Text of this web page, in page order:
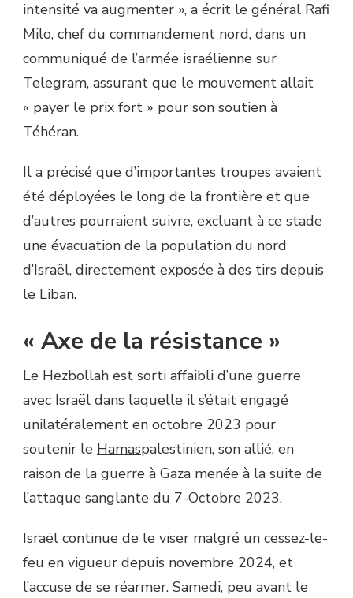
intensité va augmenter », a écrit le général Rafi
Milo, chef du commandement nord, dans un
communiqué de l’armée israélienne sur
Telegram, assurant que le mouvement allait
« payer le prix fort » pour son soutien à
Téhéran.
Il a précisé que d’importantes troupes avaient
été déployées le long de la frontière et que
d’autres pourraient suivre, excluant à ce stade
une évacuation de la population du nord
d’Israël, directement exposée à des tirs depuis
le Liban.
« Axe de la résistance »
Le Hezbollah est sorti affaibli d’une guerre
avec Israël dans laquelle il s’était engagé
unilatéralement en octobre 2023 pour
soutenir le Hamaspalestinien, son allié, en
raison de la guerre à Gaza menée à la suite de
l’attaque sanglante du 7-Octobre 2023.
Israël continue de le viser malgré un cessez-le-
feu en vigueur depuis novembre 2024, et
l’accuse de se réarmer. Samedi, peu avant le